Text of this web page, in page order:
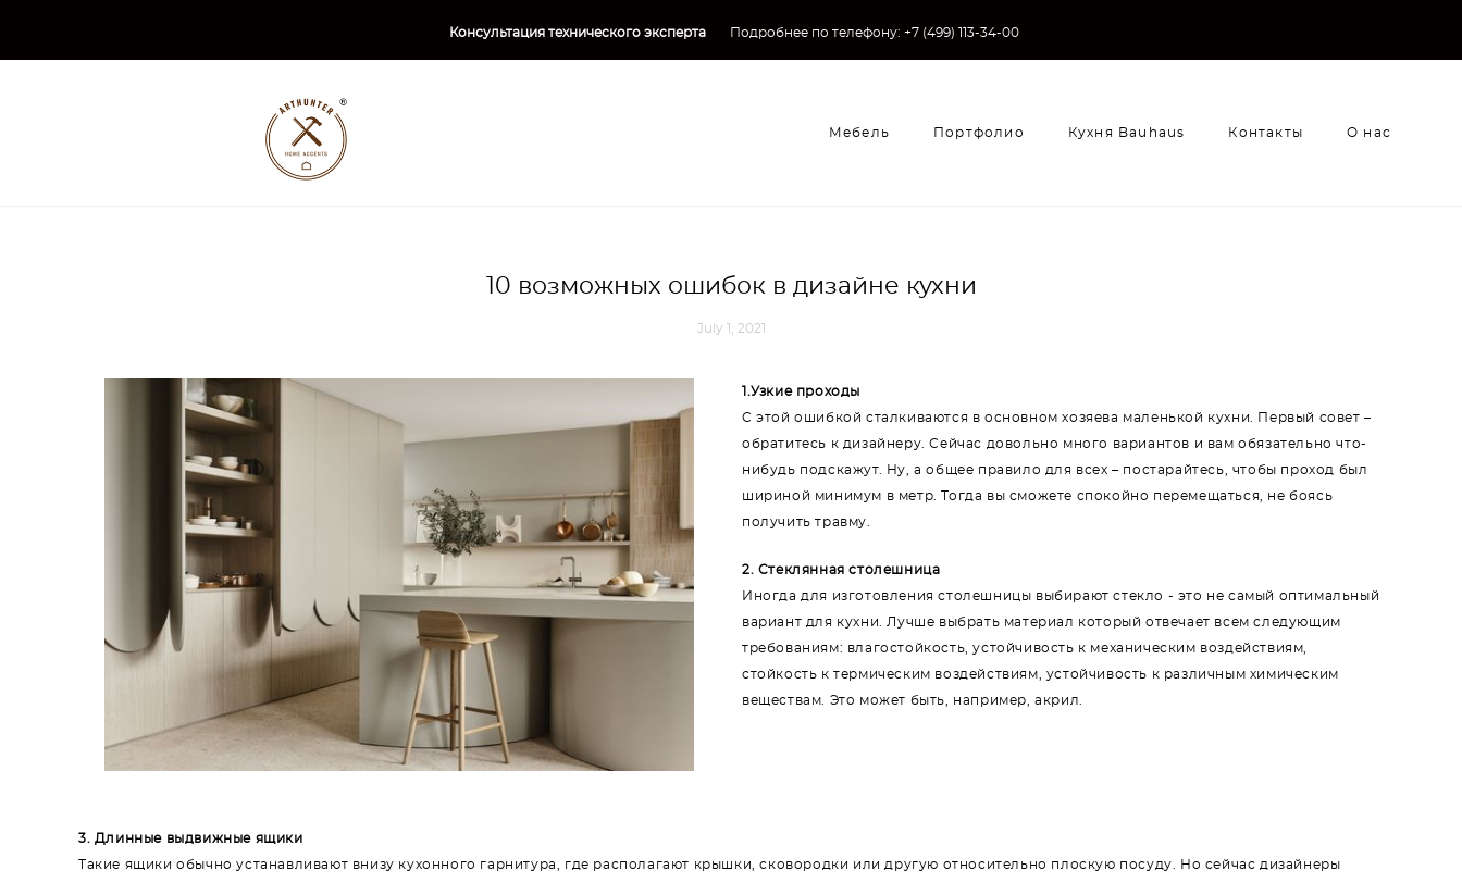
Консультация технического эксперта Подробнее по телефону: +7 (499) 113-34-00
Мебель Портфолио Кухня Bauhaus Контакты О нас
10 возможных ошибок в дизайне кухни
July 1, 2021
1.Узкие проходы
С этой ошибкой сталкиваются в основном хозяева маленькой кухни. Первый совет –
обратитесь к дизайнеру. Сейчас довольно много вариантов и вам обязательно что-
нибудь подскажут. Ну, а общее правило для всех – постарайтесь, чтобы проход был
шириной минимум в метр. Тогда вы сможете спокойно перемещаться, не боясь
получить травму.
2. Стеклянная столешница
Иногда для изготовления столешницы выбирают стекло - это не самый оптимальный
вариант для кухни. Лучше выбрать материал который отвечает всем следующим
требованиям: влагостойкость, устойчивость к механическим воздействиям,
стойкость к термическим воздействиям, устойчивость к различным химическим
веществам. Это может быть, например, акрил.
3. Длинные выдвижные ящики
Такие ящики обычно устанавливают внизу кухонного гарнитура, где располагают крышки, сковородки или другую относительно плоскую посуду. Но сейчас дизайнеры